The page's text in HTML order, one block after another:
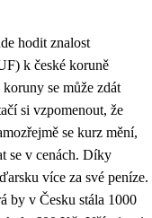
hodit znalost
k české koruně
se může zdát
si vzpomenout, že
se kurz mění,
se v cenách. Díky
více za své peníze.
by v Česku stála 1000